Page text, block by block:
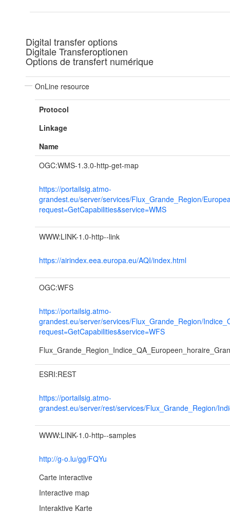
Digital transfer options
Digitale Transferoptionen
Options de transfert numérique
OnLine resource
Protocol
Linkage
Name
OGC:WMS-1.3.0-http-get-map
https://portailsig.atmo-
grandest.eu/server/services/Flux_Grande_Region/
request=GetCapabilities&service=WMS
WWW:LINK-1.0-http--link
https://airindex.eea.europa.eu/AQI/index.html
OGC:WFS
https://portailsig.atmo-
grandest.eu/server/services/Flux_Grande_Region/
request=GetCapabilities&service=WFS
ESRI:REST
https://portailsig.atmo-
grandest.eu/server/rest/services/Flux_Grande_Region/
WWW:LINK-1.0-http--samples
http://g-o.lu/gg/FQYu
Carte interactive
Interactive map
Interaktive Karte